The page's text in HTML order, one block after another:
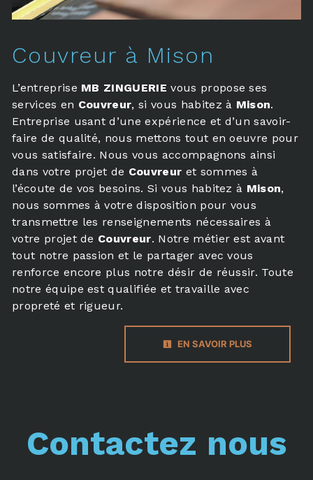
Couvreur à Mison
L’entreprise MB ZINGUERIE vous propose ses
services en Couvreur, si vous habitez à Mison.
Entreprise usant d’une expérience et d’un savoir-
faire de qualité, nous mettons tout en oeuvre pour
vous satisfaire. Nous vous accompagnons ainsi
dans votre projet de Couvreur et sommes à
l’écoute de vos besoins. Si vous habitez à Mison,
nous sommes à votre disposition pour vous
transmettre les renseignements nécessaires à
votre projet de Couvreur. Notre métier est avant
tout notre passion et le partager avec vous
renforce encore plus notre désir de réussir. Toute
notre équipe est qualifiée et travaille avec
propreté et rigueur.
EN SAVOIR PLUS
Contactez nous